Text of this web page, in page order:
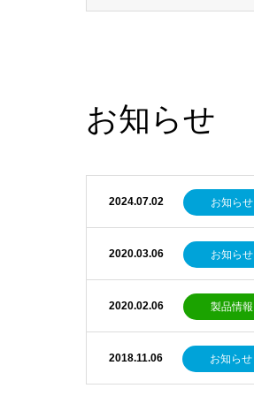
お知らせ
2024.07.02 お知らせ
2020.03.06 お知らせ
2020.02.06 製品情報
2018.11.06 お知らせ